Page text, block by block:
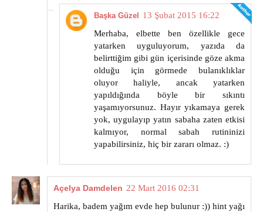
Başka Güzel
13 Şubat 2015 16:22
Merhaba, elbette ben özellikle gece
yatarken uyguluyorum, yazıda da
belirttiğim gibi gün içerisinde göze akma
olduğu için görmede bulanıklıklar
oluyor haliyle, ancak yatarken
yapıldığında böyle bir sıkıntı
yaşamıyorsunuz. Hayır yıkamaya gerek
yok, uygulayıp yatın sabaha zaten etkisi
kalmıyor, normal sabah rutininizi
yapabilirsiniz, hiç bir zararı olmaz. :)
Açelya Damdelen 22 Mart 2016 02:31
Harika, badem yağım evde hep bulunur :)) hint yağı